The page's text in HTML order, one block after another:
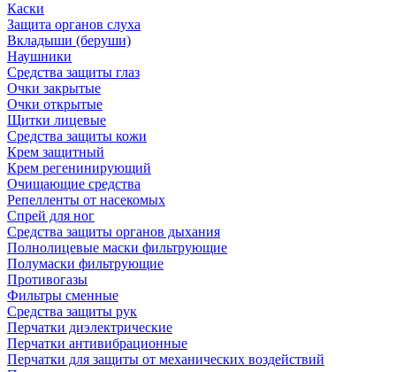
Каски
Защита органов слуха
Вкладыши (беруши)
Наушники
Средства защиты глаз
Очки закрытые
Очки открытые
Щитки лицевые
Средства защиты кожи
Крем защитный
Крем регенинирующий
Очищающие средства
Репелленты от насекомых
Спрей для ног
Средства защиты органов дыхания
Полнолицевые маски фильтрующие
Полумаски фильтрующие
Противогазы
Фильтры сменные
Средства защиты рук
Перчатки диэлектрические
Перчатки антивибрационные
Перчатки для защиты от механических воздействий